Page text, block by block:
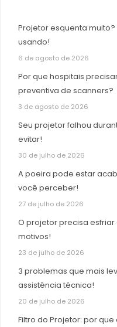
Projetor esquenta
usando!
6 de agosto de 2026
Por que hospitais
preventiva de scanners?
3 de agosto de 2026
Seu projetor falhou
evitar!
30 de julho de 2026
A poeira pode estar
você perceber!
27 de julho de 2026
O projetor precisa
motivos!
23 de julho de 2026
3 problemas que mais
assistência técnica!
20 de julho de 2026
Filtro do Projetor: por